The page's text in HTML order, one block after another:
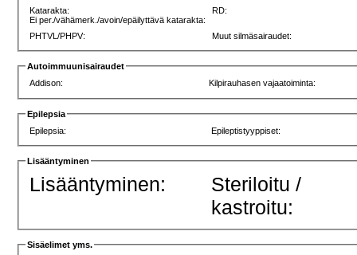
Katarakta:
Ei per./vähämerk./avoin/epäilyttävä katarakta:
RD:
PHTVL/PHPV: Muut silmäsairaudet:
Autoimmuunisairaudet
Addison:
Kilpirauhasen vajaatoiminta:
Epilepsia
Epilepsia:
Epileptistyyppiset:
Lisääntyminen
Lisääntyminen:
Steriloitu /
kastroitu:
Sisäelimet yms.